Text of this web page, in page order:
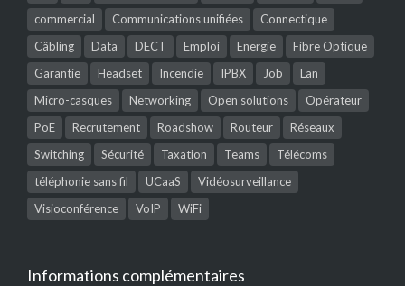
commercial
Communications unifiées
Connectique
Câbling
Data DECT Emploi Energie
Fibre Optique
Garantie
Headset Incendie IPBX Job
Lan
Micro-casques
Networking Open solutions
Opérateur
PoE
Recrutement Roadshow Routeur
Réseaux
Switching
Sécurité Taxation Teams
Télécoms
téléphonie sans fil
UCaaS
Vidéosurveillance
Visioconférence
VoIP WiFi
Informations complémentaires